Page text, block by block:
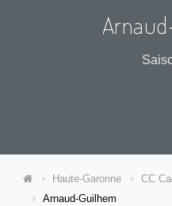
Haute-Garonne
CC
Arnaud-Guilhem